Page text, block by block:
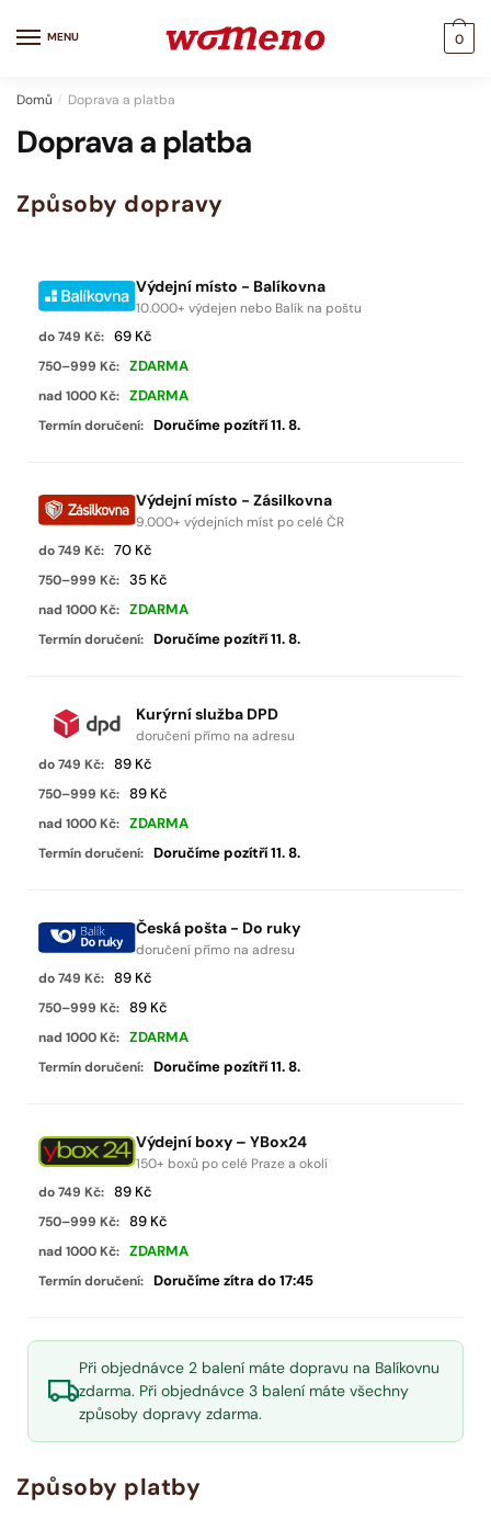
MENU 0
Domů / Doprava a platba
Doprava a platba
Způsoby dopravy
Výdejní místo - Balíkovna
10.000+ výdejen nebo Balík na poštu
69 Kč
ZDARMA
ZDARMA
Doručíme pozítří 11. 8.
Výdejní místo - Zásilkovna
9.000+ výdejních míst po celé ČR
70 Kč
35 Kč
ZDARMA
Doručíme pozítří 11. 8.
Kurýrní služba DPD
doručení přímo na adresu
89 Kč
89 Kč
ZDARMA
Doručíme pozítří 11. 8.
Česká pošta - Do ruky
doručení přímo na adresu
89 Kč
89 Kč
ZDARMA
Doručíme pozítří 11. 8.
Výdejní boxy – YBox24
150+ boxů po celé Praze a okolí
89 Kč
89 Kč
ZDARMA
Doručíme zítra do 17:45
Při objednávce 2 balení máte dopravu na Balíkovnu
zdarma. Při objednávce 3 balení máte všechny
způsoby dopravy zdarma.
Způsoby platby